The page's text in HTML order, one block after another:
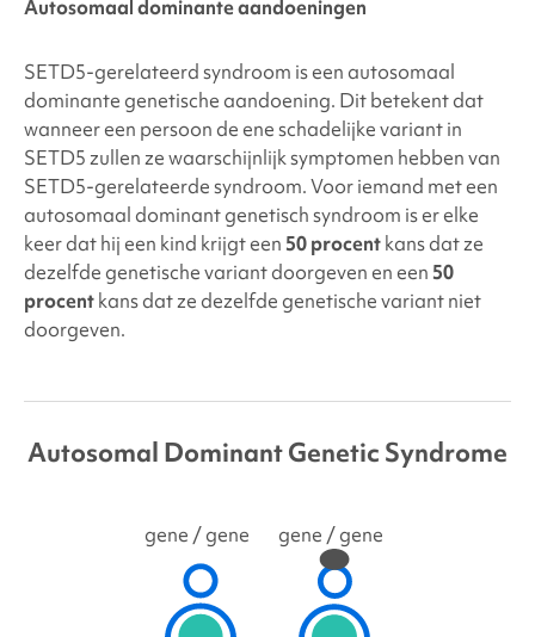
Autosomaal dominante aandoeningen
SETD5-gerelateerd syndroom is een autosomaal
dominante genetische aandoening. Dit betekent dat
wanneer een persoon de ene schadelijke variant in
SETD5zullen ze waarschijnlijk symptomen hebben van
SETD5-gerelateerdesyndroom. Voor iemand met een
autosomaal dominant genetisch syndroom is er elke
keer dat hij een kind krijgt een 50 procentkans dat ze
dezelfde genetische variant doorgeven en een 50
procentkans dat ze dezelfde genetische variant niet
doorgeven.
Autosomal Dominant Genetic Syndrome
gene / gene gene / gene